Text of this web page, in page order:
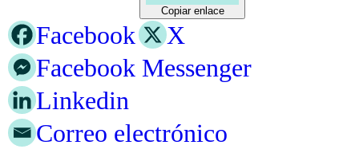
Copiar enlace
Facebook
X
Facebook Messenger
Linkedin
Correo electrónico